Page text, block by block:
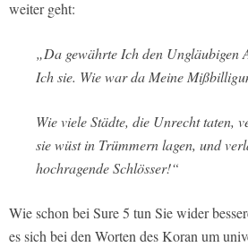
weiter geht:
„Da gewährte Ich den Ungläubigen
Ich sie. Wie war da Meine
Wie viele Städte, die Unrecht taten,
sie wüst in Trümmern lagen, und
hochragende Schlösser!“
Wie schon bei Sure 5 tun Sie wider
es sich bei den Worten des Koran um